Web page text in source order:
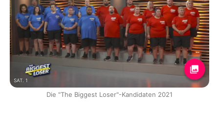
SAT. 1
Die "The Biggest Loser"-Kandidaten 2021